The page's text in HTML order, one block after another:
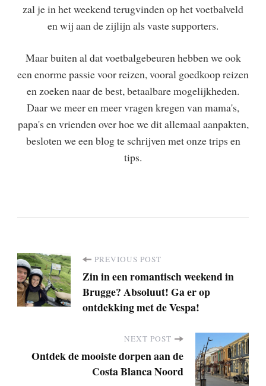
zal je in het weekend terugvinden op het voetbalveld
en wij aan de zijlijn als vaste supporters.
Maar buiten al dat voetbalgebeuren hebben we ook
een enorme passie voor reizen, vooral goedkoop reizen
en zoeken naar de best, betaalbare mogelijkheden.
Daar we meer en meer vragen kregen van mama's,
papa's en vrienden over hoe we dit allemaal aanpakten,
besloten we een blog te schrijven met onze trips en
tips.
P
o
PREVIOUS POST
Zin in een romantisch weekend in
Brugge? Absoluut! Ga er op
ontdekking met de Vespa!
NEXT POST
Ontdek de mooiste dorpen aan de
Costa Blanca Noord